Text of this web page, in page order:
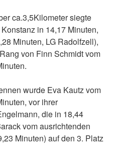
ca.3,5Kilometer siegte
in 14,17 Minuten,
Minuten, LG Radolfzell),
von Finn Schmidt vom
wurde Eva Kautz vom
vor ihrer
die in 18,44
vom ausrichtenden
Minuten) auf den 3. Platz